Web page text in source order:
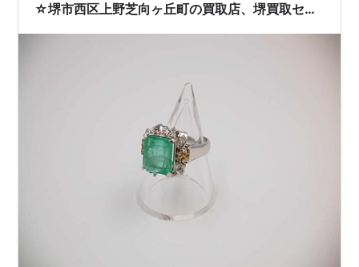
☆堺市西区上野芝向ヶ丘町の買取店、堺買取セン